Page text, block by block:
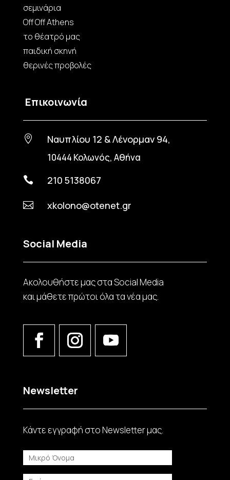
σεμινάρια
Off Off Athens
το θέατρό μας
παιδική σκηνή
θερινές προβολές
Επικοινωνία
 Ναυπλίου 12 & Λένορμαν 94,
10444 Κολωνός, Αθήνα
 210 5138067
 xkolono@otenet.gr
Social Media
Ακολουθήστε μας στα Social Media
και μάθετε πρώτοι όλα τα νέα μας.
Newsletter
Κάντε εγγραφή στο Νewsletter μας.